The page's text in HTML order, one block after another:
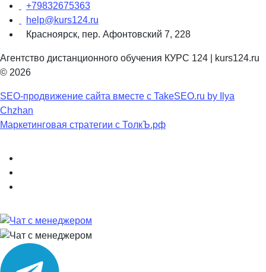
+79832675363
help@kurs124.ru
Красноярск, пер. Афонтовский 7, 228
Агентство дистанционного обучения КУРС 124 | kurs124.ru
© 2026
SEO-продвижение сайта вместе с TakeSEO.ru by Ilya
Chzhan
Маркетинговая стратегии с ТолкЪ.рф